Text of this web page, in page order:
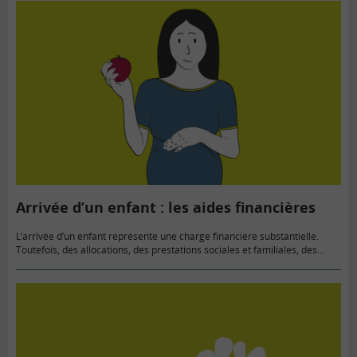
Arrivée d’un enfant : les aides financières
L’arrivée d’un enfant représente une charge financière substantielle.
Toutefois, des allocations, des prestations sociales et familiales, des